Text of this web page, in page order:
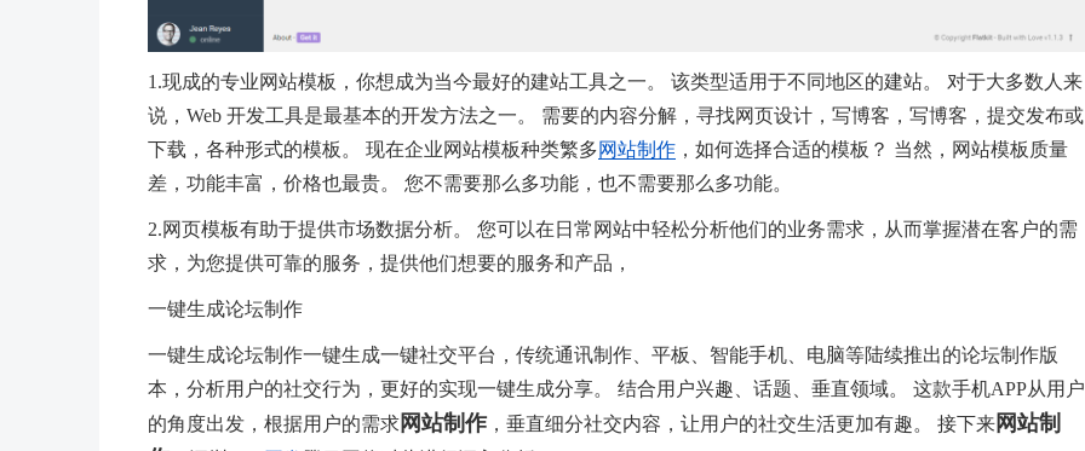
1.现成的专业网站模板，你想成为当今最好的建站工具之一。 该类型适用于不同地区的建站。 对于大多数人来
说，Web 开发工具是最基本的开发方法之一。 需要的内容分解，寻找网页设计，写博客，写博客，提交发布或
下载，各种形式的模板。 现在企业网站模板种类繁多网站制作 ，如何选择合适的模板？ 当然，网站模板质量
差，功能丰富，价格也最贵。 您不需要那么多功能，也不需要那么多功能。
2.网页模板有助于提供市场数据分析。 您可以在日常网站中轻松分析他们的业务需求，从而掌握潜在客户的需
求，为您提供可靠的服务，提供他们想要的服务和产品，
一键生成论坛制作
一键生成论坛制作一键生成一键社交平台，传统通讯制作、平板、智能手机、电脑等陆续推出的论坛制作版
本，分析用户的社交行为，更好的实现一键生成分享。 结合用户兴趣、话题、垂直领域。 这款手机APP从用户
的角度出发，根据用户的需求网站制作，垂直细分社交内容，让用户的社交生活更加有趣。 接下来网站制